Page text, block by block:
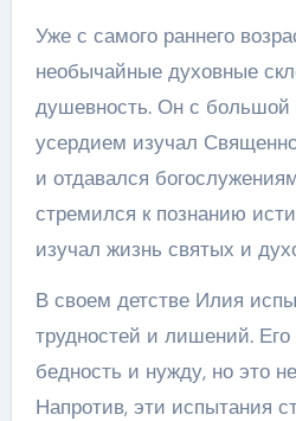
Уже с самого раннего
необычайные духовные
душевность. Он с большой
усердием изучал
и отдавался
стремился к познанию
изучал жизнь святых и
В своем детстве Илия
трудностей и лишений.
бедность и нужду, но это
Напротив, эти испытания